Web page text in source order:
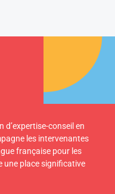
d’expertise-conseil en
les intervenantes
française pour les
une place significative